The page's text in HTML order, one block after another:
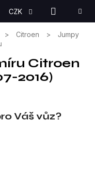
CZK
KOŠÍK
Citroen
Jumpy
Citroen
2016)
Váš vůz?